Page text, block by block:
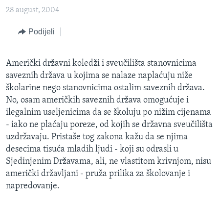
Idi
pretragu
SJEDINJENE AMERIČKE DRŽAVE
BOSNA I HERCEGOVINA
NAUKA I TEHNOLOGIJA
SPECIJALNI PROJEKTI
SLOBODA MEDIJA
ŽENSKA STRANA
IZBJEGLIČKA STRANA
MAGAZIN
O GLASU AMERIKE
Learning English
PRATITE NAS
28 august, 2004
Podijeli
Američki državni koledži i sveučilišta stanovnicima
saveznih država u kojima se nalaze naplaćuju niže
školarine nego stanovnicima ostalim saveznih država.
No, osam američkih saveznih država omogućuje i
ilegalnim useljenicima da se školuju po nižim cijenama
- iako ne plaćaju poreze, od kojih se državna sveučilišta
uzdržavaju. Pristaše tog zakona kažu da se njima
desecima tisuća mladih ljudi - koji su odrasli u
Sjedinjenim Državama, ali, ne vlastitom krivnjom, nisu
američki državljani - pruža prilika za školovanje i
napredovanje.